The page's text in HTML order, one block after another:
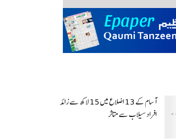
آسام کے 13 اضلاع میں 15 لاکھ سے زائد
افراد سیلاب سے متاثر